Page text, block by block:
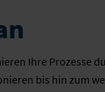
Ihre Prozesse
bis hin zum